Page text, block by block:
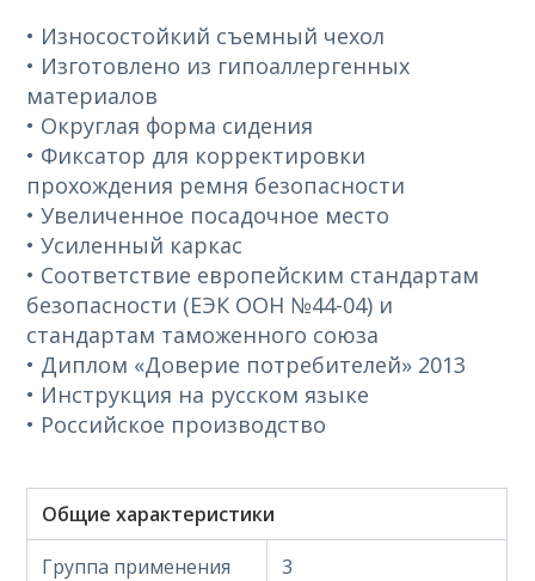
• Износостойкий съемный чехол
• Изготовлено из гипоаллергенных
материалов
• Округлая форма сидения
• Фиксатор для корректировки
прохождения ремня безопасности
• Увеличенное посадочное место
• Усиленный каркас
• Соответствие европейским стандартам
безопасности (ЕЭК ООН №44-04) и
стандартам таможенного союза
• Диплом «Доверие потребителей» 2013
• Инструкция на русском языке
• Российское производство
Общие характеристики
Группа применения
3